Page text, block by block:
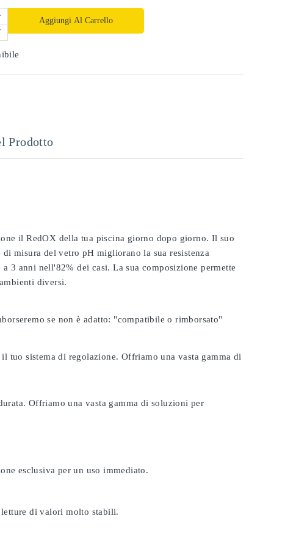
Aggiungi Al Carrello
Prodotto
il RedOX della tua piscina giorno dopo giorno. Il suo
misura del vetro pH migliorano la sua resistenza
3 anni nell'82% dei casi. La sua composizione permette
diversi.
se non è adatto: "compatibile o rimborsato"
tuo sistema di regolazione. Offriamo una vasta gamma di
Offriamo una vasta gamma di soluzioni per
esclusiva per un uso immediato.
di valori molto stabili.